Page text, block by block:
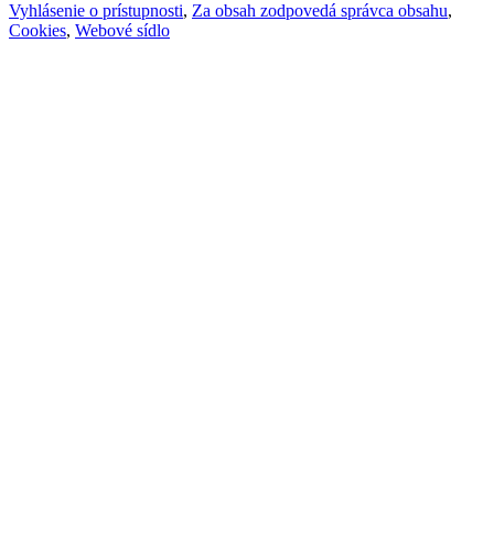
Vyhlásenie o prístupnosti, Za obsah zodpovedá správca obsahu,
Cookies, Webové sídlo